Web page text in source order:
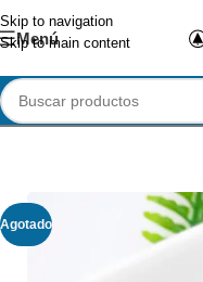
Skip to navigation
Skip to main content
Menú
Agotado